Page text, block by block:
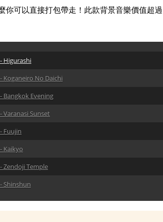
你可以直接打包帶走！此款背景音樂價值超
Higurashi
Koganeiro No Daichi
Bangkok Evening
Varanasi Sunset
Fuujin
Kaikyo
Zendoji Temple
Shinshun
Shunkashuutoo